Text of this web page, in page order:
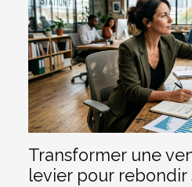
Transformer une
levier pour rebondir